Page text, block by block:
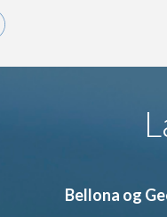
Bellona og